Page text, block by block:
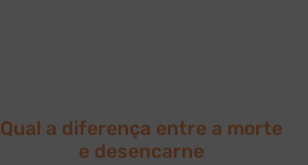
Qual a diferença entre a morte
e desencarne